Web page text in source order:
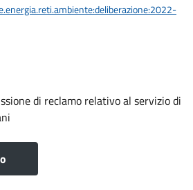
di reclamo relativo al servizio di